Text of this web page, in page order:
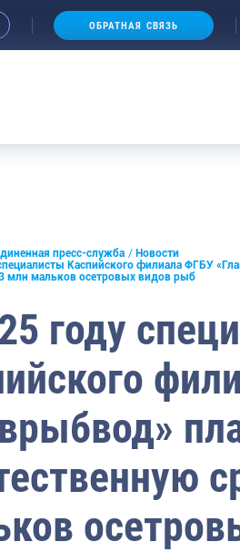
ОБРАТНАЯ СВЯЗЬ
пресс-служба
Новости
Каспийского филиала ФГБУ
млн мальков осетровых видов рыб
году